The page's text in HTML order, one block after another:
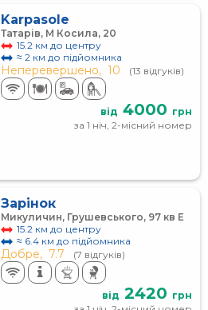
Karpasole
Татарів, М Косила, 20
15.2 км до центру
≈ 2 км до підйомника
Неперевершено, 10 (13 відгуків)
від 4000 грн
за 1 ніч, 2-місний номер
Зарінок
Микуличин, Грушевського, 97 кв Е
15.2 км до центру
≈ 6.4 км до підйомника
Добре, 7.7 (7 відгуків)
від 2420 грн